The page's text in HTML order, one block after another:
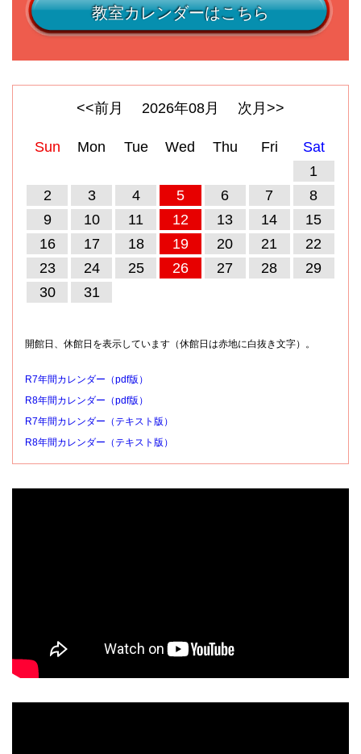
教室カレンダーはこちら
<<前月 2026年08月 次月>>
Sun Mon Tue Wed Thu Fri
Sat
1
2
3 4 5 6 7
8
9
10 11 12 13 14
15
16
17 18 19 20 21
22
23
24 25 26 27 28
29
30
31
開館日、休館日を表示しています（休館日は赤地に白抜き文字）。
R7年間カレンダー（pdf版）
R8年間カレンダー（pdf版）
R7年間カレンダー（テキスト版）
R8年間カレンダー（テキスト版）